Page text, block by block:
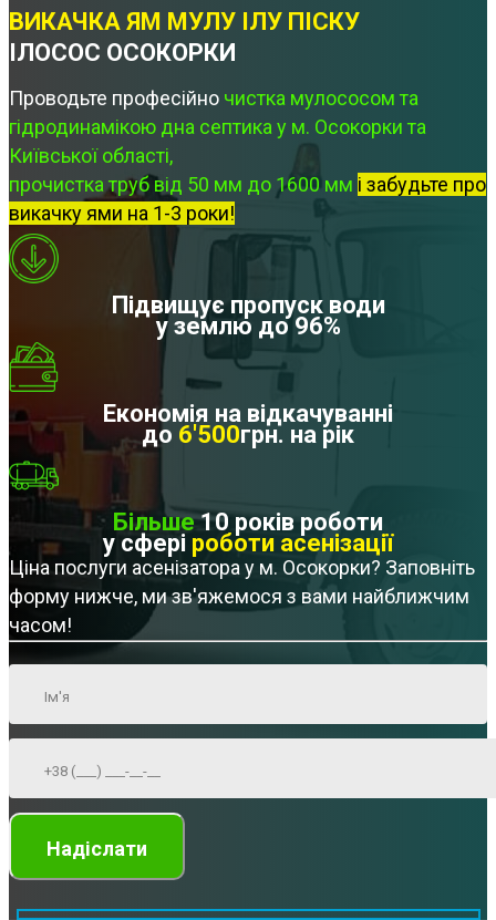
ВИКАЧКА ЯМ МУЛУ ІЛУ ПІСКУ
ІЛОСОС ОСОКОРКИ
Проводьте професійно чистка мулососом та
гідродинамікою дна септика у м. Осокорки та
Київської області,
прочистка труб від 50 мм до 1600 мм і забудьте про
викачку ями на 1-3 роки!
Підвищує пропуск води
у землю до 96%
Економія на відкачуванні
до 6'500грн. на рік
Більше10 років роботи
у сфері роботи асенізації
Ціна послуги асенізатора у м. Осокорки? Заповніть
форму нижче, ми зв'яжемося з вами найближчим
часом!